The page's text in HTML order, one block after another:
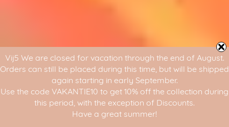
Vij5 We are closed for vacation through the end of August.
Orders can still be placed during this time, but will be shipped
again starting in early September.
Use the code VAKANTIE10 to get 10% off the collection during
this period, with the exception of Discounts.
Have a great summer!